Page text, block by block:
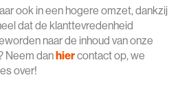
ook in een hogere omzet, dankzij
dat de klanttevredenheid
naar de inhoud van onze
Neem danhiercontact op, we
over!